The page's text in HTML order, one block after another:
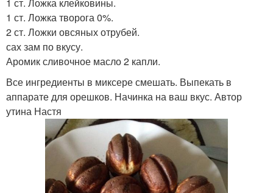
1 ст. Ложка творога 0%.
2 ст. Ложки овсяных отрубей.
сах зам по вкусу.
Аромик сливочное масло 2 капли.
Все ингредиенты в миксере смешать. Выпекать в
аппарате для орешков. Начинка на ваш вкус. Автор
утина Настя